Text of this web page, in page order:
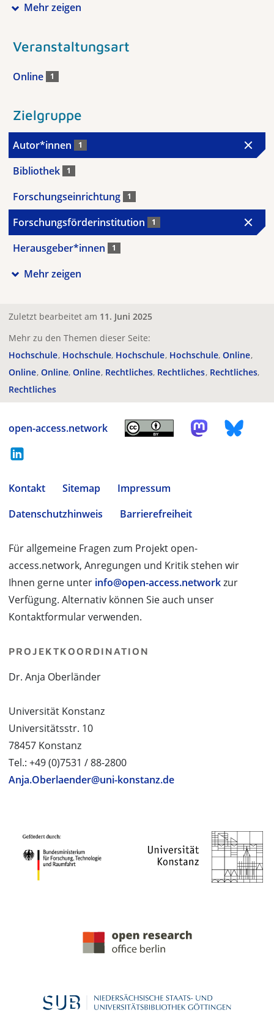
Mehr zeigen
Veranstaltungsart
Online 1
Zielgruppe
Autor*innen 1
Bibliothek 1
Forschungseinrichtung 1
Forschungsförderinstitution 1
Herausgeber*innen 1
Mehr zeigen
Zuletzt bearbeitet am 11. Juni 2025
Mehr zu den Themen dieser Seite:
Hochschule Hochschule Hochschule Hochschule Online
Online Online Online Rechtliches Rechtliches Rechtliches
Rechtliches
open-access.network
Kontakt Sitemap
Impressum
Datenschutzhinweis
Barrierefreiheit
Für allgemeine Fragen zum Projekt open-
access.network, Anregungen und Kritik stehen wir
Ihnen gerne unter info@open-access.networkzur
Verfügung. Alternativ können Sie auch unser
Kontaktformular verwenden.
PROJEKTKOORDINATION
Dr. Anja Oberländer
Universität Konstanz
Universitätsstr. 10
78457 Konstanz
Tel.: +49 (0)7531 / 88-2800
Anja.Oberlaender@uni-konstanz.de